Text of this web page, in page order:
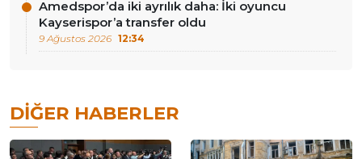
Amedspor’da iki ayrılık daha: İki oyuncu
Kayserispor’a transfer oldu
9 Ağustos 2026 12:34
DIĞER HABERLER